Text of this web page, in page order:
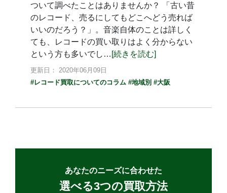
ついて調べたことはありませんか？ 「古い昔
のレコード、売るにしてもどこへどう売れば
いいのだろう？」。音楽自体のことは詳しく
ても、レコードの買い取りはよく分からない
という方も多いでし… [続きを読む]
更新日： 2020年06月09日
#レコード買取についてのコラム #地域別 #大阪
あなたのニーズに合わせた
選べる3つの買取方法